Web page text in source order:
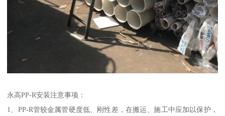
永高PP-R安装注意事项：
1、PP-R管较金属管硬度低、刚性差，在搬运、施工中应加以保护，